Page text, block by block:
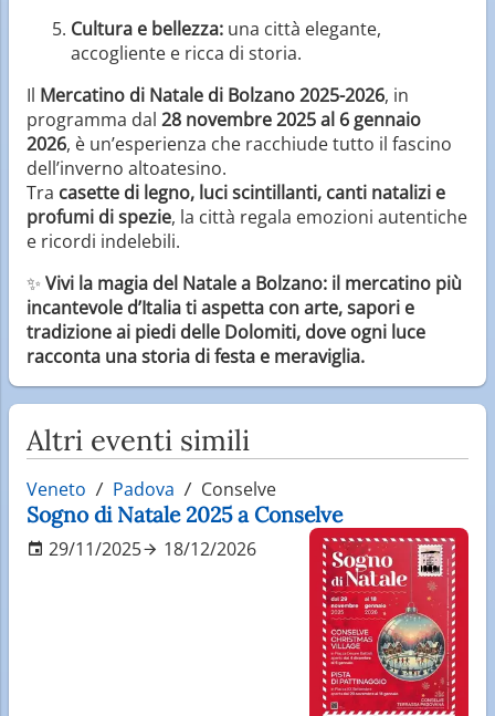
Cultura e bellezza: una città elegante,
accogliente e ricca di storia.
Il Mercatino di Natale di Bolzano 2025-2026, in
programma dal 28 novembre 2025 al 6 gennaio
2026, è un’esperienza che racchiude tutto il fascino
dell’inverno altoatesino.
Tra casette di legno, luci scintillanti, canti natalizi e
profumi di spezie, la città regala emozioni autentiche
e ricordi indelebili.
✨ Vivi la magia del Natale a Bolzano: il mercatino più
incantevole d’Italia ti aspetta con arte, sapori e
tradizione ai piedi delle Dolomiti, dove ogni luce
racconta una storia di festa e meraviglia.
Altri eventi simili
Veneto Padova Conselve
Sogno di Natale 2025 a Conselve
29/11/2025 18/12/2026